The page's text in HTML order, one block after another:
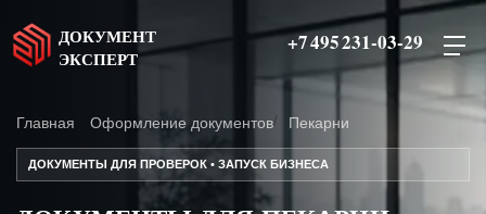
ДОКУМЕНТ
ЭКСПЕРТ
+7 495 231-03-29
Главная Оформление документов Пекарни
ДОКУМЕНТЫ ДЛЯ ПРОВЕРОК • ЗАПУСК БИЗНЕСА